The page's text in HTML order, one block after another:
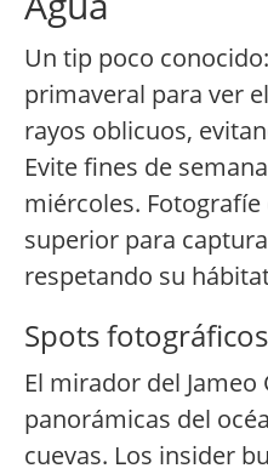
Un tip poco
primaveral para ver
rayos oblicuos,
Evite fines de
miércoles.
superior para
respetando su
Spots
El mirador del
panorámicas del
cuevas. Los insider